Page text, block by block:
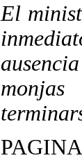
El